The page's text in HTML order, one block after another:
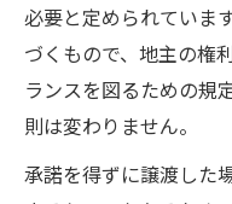
必要と定められていま
づくもので、地主の権
ランスを図るための規
則は変わりません。
承諾を得ずに譲渡した